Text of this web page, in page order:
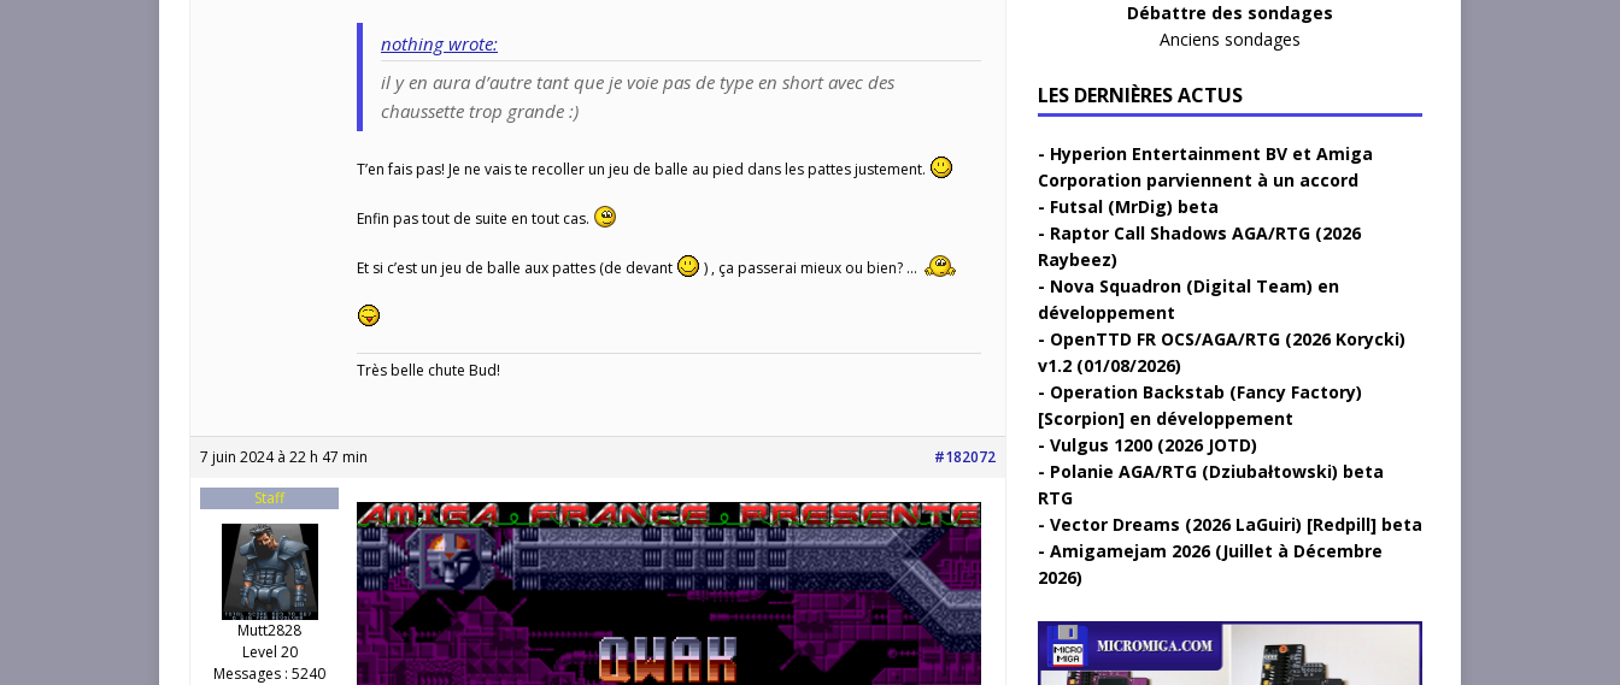
nothing wrote:
il y en aura d’autre tant que je voie pas de type en short avec des
chaussette trop grande :)
T’en fais pas! Je ne vais te recoller un jeu de balle au pied dans les pattes justement.
Enfin pas tout de suite en tout cas.
Et si c’est un jeu de balle aux pattes (de devant ) , ça passerai mieux ou bien? …
Très belle chute Bud!
7 juin 2024 à 22 h 47 min
#182072
Staff
Mutt2828
Level 20
Messages : 5240
Débattre des sondages
Anciens sondages
LES DERNIÈRES ACTUS
Hyperion Entertainment BV et Amiga
Corporation parviennent à un accord
Futsal (MrDig) beta
Raptor Call Shadows AGA/RTG (2026
Raybeez)
Nova Squadron (Digital Team) en
développement
OpenTTD FR OCS/AGA/RTG (2026 Korycki)
v1.2 (01/08/2026)
Operation Backstab (Fancy Factory)
[Scorpion] en développement
Vulgus 1200 (2026 JOTD)
Polanie AGA/RTG (Dziubałtowski) beta
RTG
Vector Dreams (2026 LaGuiri) [Redpill] beta
Amigamejam 2026 (Juillet à Décembre
2026)